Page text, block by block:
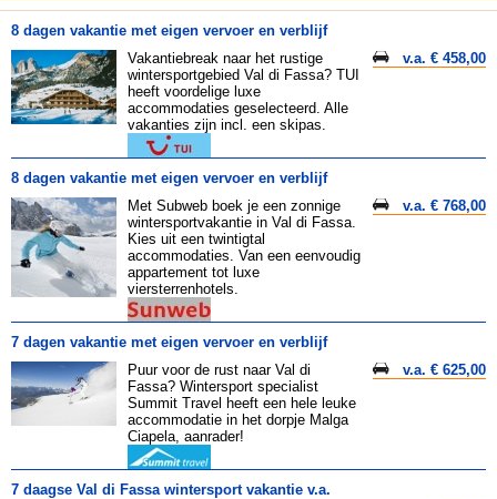
8 dagen vakantie met eigen vervoer en verblijf
Vakantiebreak naar het rustige
wintersportgebied Val di Fassa? TUI
heeft voordelige luxe
accommodaties geselecteerd. Alle
vakanties zijn incl. een skipas.
v.a. € 458,00
8 dagen vakantie met eigen vervoer en verblijf
Met Subweb boek je een zonnige
wintersportvakantie in Val di Fassa.
Kies uit een twintigtal
accommodaties. Van een eenvoudig
appartement tot luxe
viersterrenhotels.
v.a. € 768,00
7 dagen vakantie met eigen vervoer en verblijf
Puur voor de rust naar Val di
Fassa? Wintersport specialist
Summit Travel heeft een hele leuke
accommodatie in het dorpje Malga
Ciapela, aanrader!
v.a. € 625,00
7 daagse Val di Fassa wintersport vakantie v.a.